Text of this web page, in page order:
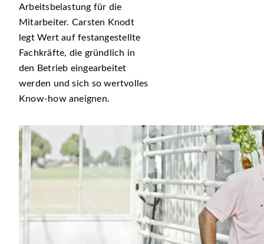
Arbeitsbelastung für die
Mitarbeiter. Carsten Knodt
legt Wert auf festangestellte
Fachkräfte, die gründlich in
den Betrieb eingearbeitet
werden und sich so wertvolles
Know-how aneignen.